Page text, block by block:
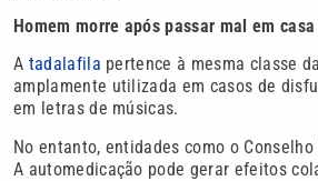
Homem morre após passar mal em
A tadalafila pertence à mesma classe
amplamente utilizada em casos de
em letras de músicas.
No entanto, entidades como o
A automedicação pode gerar efeitos